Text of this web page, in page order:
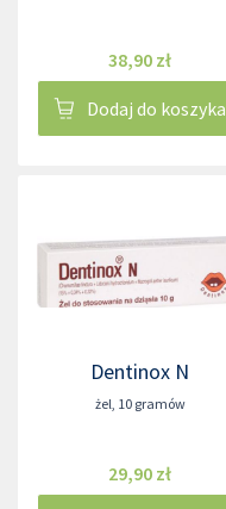
38,90 zł
Dodaj do koszyka
Dentinox N
żel, 10 gramów
29,90 zł